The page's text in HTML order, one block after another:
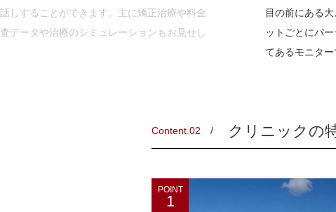
しすることができます。主に矯正治療や料金
データや治療のシミュレーションもお見せし
目の前にある
ットごとにパ
てあるモニタ
Content.02 クリニックの
POINT
1